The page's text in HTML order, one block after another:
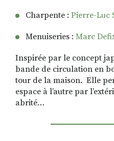
Charpente : Pierre-Luc
Menuiseries : Marc
Inspirée par le concept
bande de circulation en
tour de la maison. Elle
espace à l’autre par
abrité…